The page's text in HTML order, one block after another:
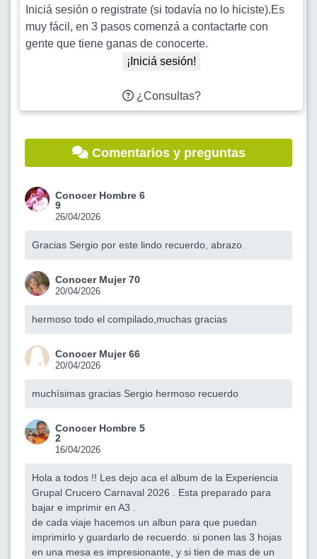
Iniciá sesión o registrate (si todavía no lo hiciste).Es
muy fácil, en 3 pasos comenzá a contactarte con
gente que tiene ganas de conocerte.
¡Iniciá sesión!
¿Consultas?
Comentarios y preguntas
Conocer Hombre 6
9
26/04/2026
Gracias Sergio por este lindo recuerdo, abrazo.
Conocer Mujer 70
20/04/2026
hermoso todo el compilado,muchas gracias
Conocer Mujer 66
20/04/2026
muchísimas gracias Sergio hermoso recuerdo
Conocer Hombre 5
2
16/04/2026
Hola a todos !! Les dejo aca el album de la Experiencia
Grupal Crucero Carnaval 2026 . Esta preparado para
bajar e imprimir en A3 .
de cada viaje hacemos un albun para que puedan
imprimirlo y guardarlo de recuerdo. si ponen las 3 hojas
en una mesa es impresionante, y si tien de mas de un